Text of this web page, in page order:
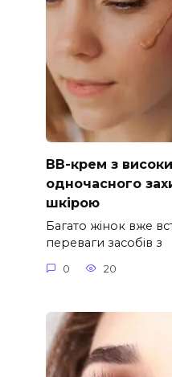
ВВ-крем з
одночасного
шкірою
Багато жінок вже
переваги засобів з
0 20